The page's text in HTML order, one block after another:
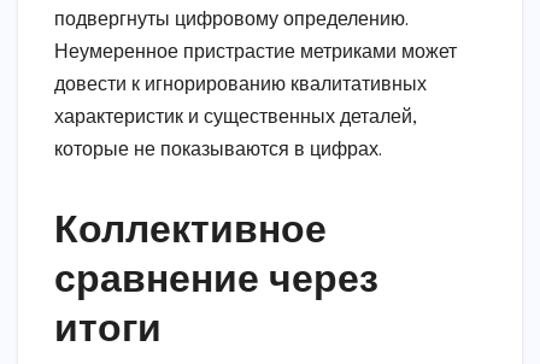
подвергнуты цифровому определению.
Неумеренное пристрастие метриками может
довести к игнорированию квалитативных
характеристик и существенных деталей,
которые не показываются в цифрах.
Коллективное
сравнение через
итоги